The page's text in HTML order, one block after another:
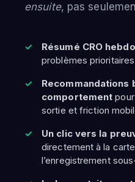
ensuite, pas
Résumé CRO
problèmes
Recommandations
comportement
sortie et friction
Un clic vers la
directement à la
l’enregistrement